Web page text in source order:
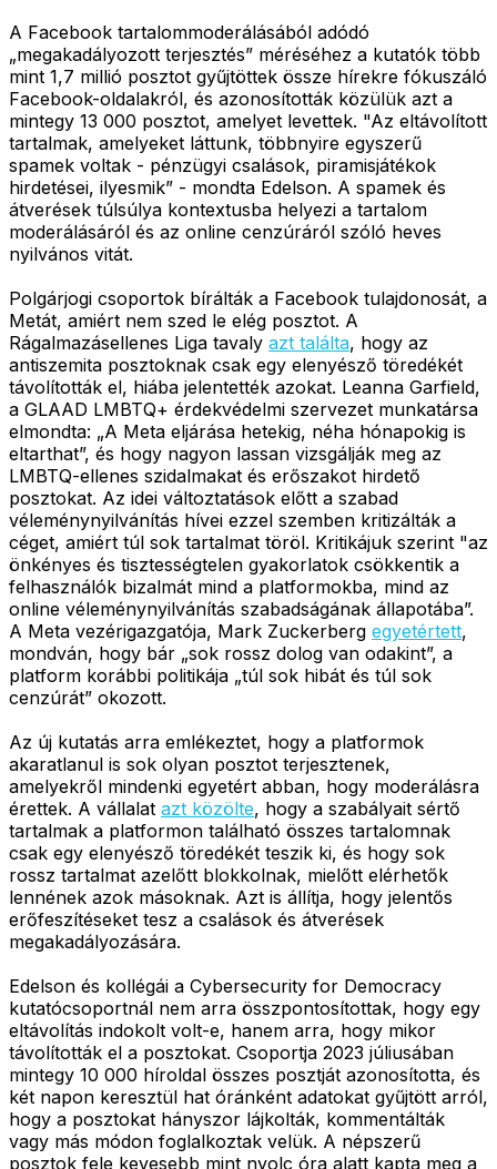
A Facebook tartalommoderálásából adódó
„megakadályozott terjesztés” méréséhez a kutatók több
mint 1,7 millió posztot gyűjtöttek össze hírekre fókuszáló
Facebook-oldalakról, és azonosították közülük azt a
mintegy 13 000 posztot, amelyet levettek. "Az eltávolított
tartalmak, amelyeket láttunk, többnyire egyszerű
spamek voltak - pénzügyi csalások, piramisjátékok
hirdetései, ilyesmik” - mondta Edelson. A spamek és
átverések túlsúlya kontextusba helyezi a tartalom
moderálásáról és az online cenzúráról szóló heves
nyilvános vitát.
Polgárjogi csoportok bírálták a Facebook tulajdonosát, a
Metát, amiért nem szed le elég posztot. A
Rágalmazásellenes Liga tavaly azt találta, hogy az
antiszemita posztoknak csak egy elenyésző töredékét
távolították el, hiába jelentették azokat. Leanna Garfield,
a GLAAD LMBTQ+ érdekvédelmi szervezet munkatársa
elmondta: „A Meta eljárása hetekig, néha hónapokig is
eltarthat”, és hogy nagyon lassan vizsgálják meg az
LMBTQ-ellenes szidalmakat és erőszakot hirdető
posztokat. Az idei változtatások előtt a szabad
véleménynyilvánítás hívei ezzel szemben kritizálták a
céget, amiért túl sok tartalmat töröl. Kritikájuk szerint "az
önkényes és tisztességtelen gyakorlatok csökkentik a
felhasználók bizalmát mind a platformokba, mind az
online véleménynyilvánítás szabadságának állapotába”.
A Meta vezérigazgatója, Mark Zuckerberg egyetértett,
mondván, hogy bár „sok rossz dolog van odakint”, a
platform korábbi politikája „túl sok hibát és túl sok
cenzúrát” okozott.
Az új kutatás arra emlékeztet, hogy a platformok
akaratlanul is sok olyan posztot terjesztenek,
amelyekről mindenki egyetért abban, hogy moderálásra
érettek. A vállalat azt közölte, hogy a szabályait sértő
tartalmak a platformon található összes tartalomnak
csak egy elenyésző töredékét teszik ki, és hogy sok
rossz tartalmat azelőtt blokkolnak, mielőtt elérhetők
lennének azok másoknak. Azt is állítja, hogy jelentős
erőfeszítéseket tesz a csalások és átverések
megakadályozására.
Edelson és kollégái a Cybersecurity for Democracy
kutatócsoportnál nem arra összpontosítottak, hogy egy
eltávolítás indokolt volt-e, hanem arra, hogy mikor
távolították el a posztokat. Csoportja 2023 júliusában
mintegy 10 000 híroldal összes posztját azonosította, és
két napon keresztül hat óránként adatokat gyűjtött arról,
hogy a posztokat hányszor lájkolták, kommentálták
vagy más módon foglalkoztak velük. A népszerű
posztok fele kevesebb mint nyolc óra alatt kapta meg a